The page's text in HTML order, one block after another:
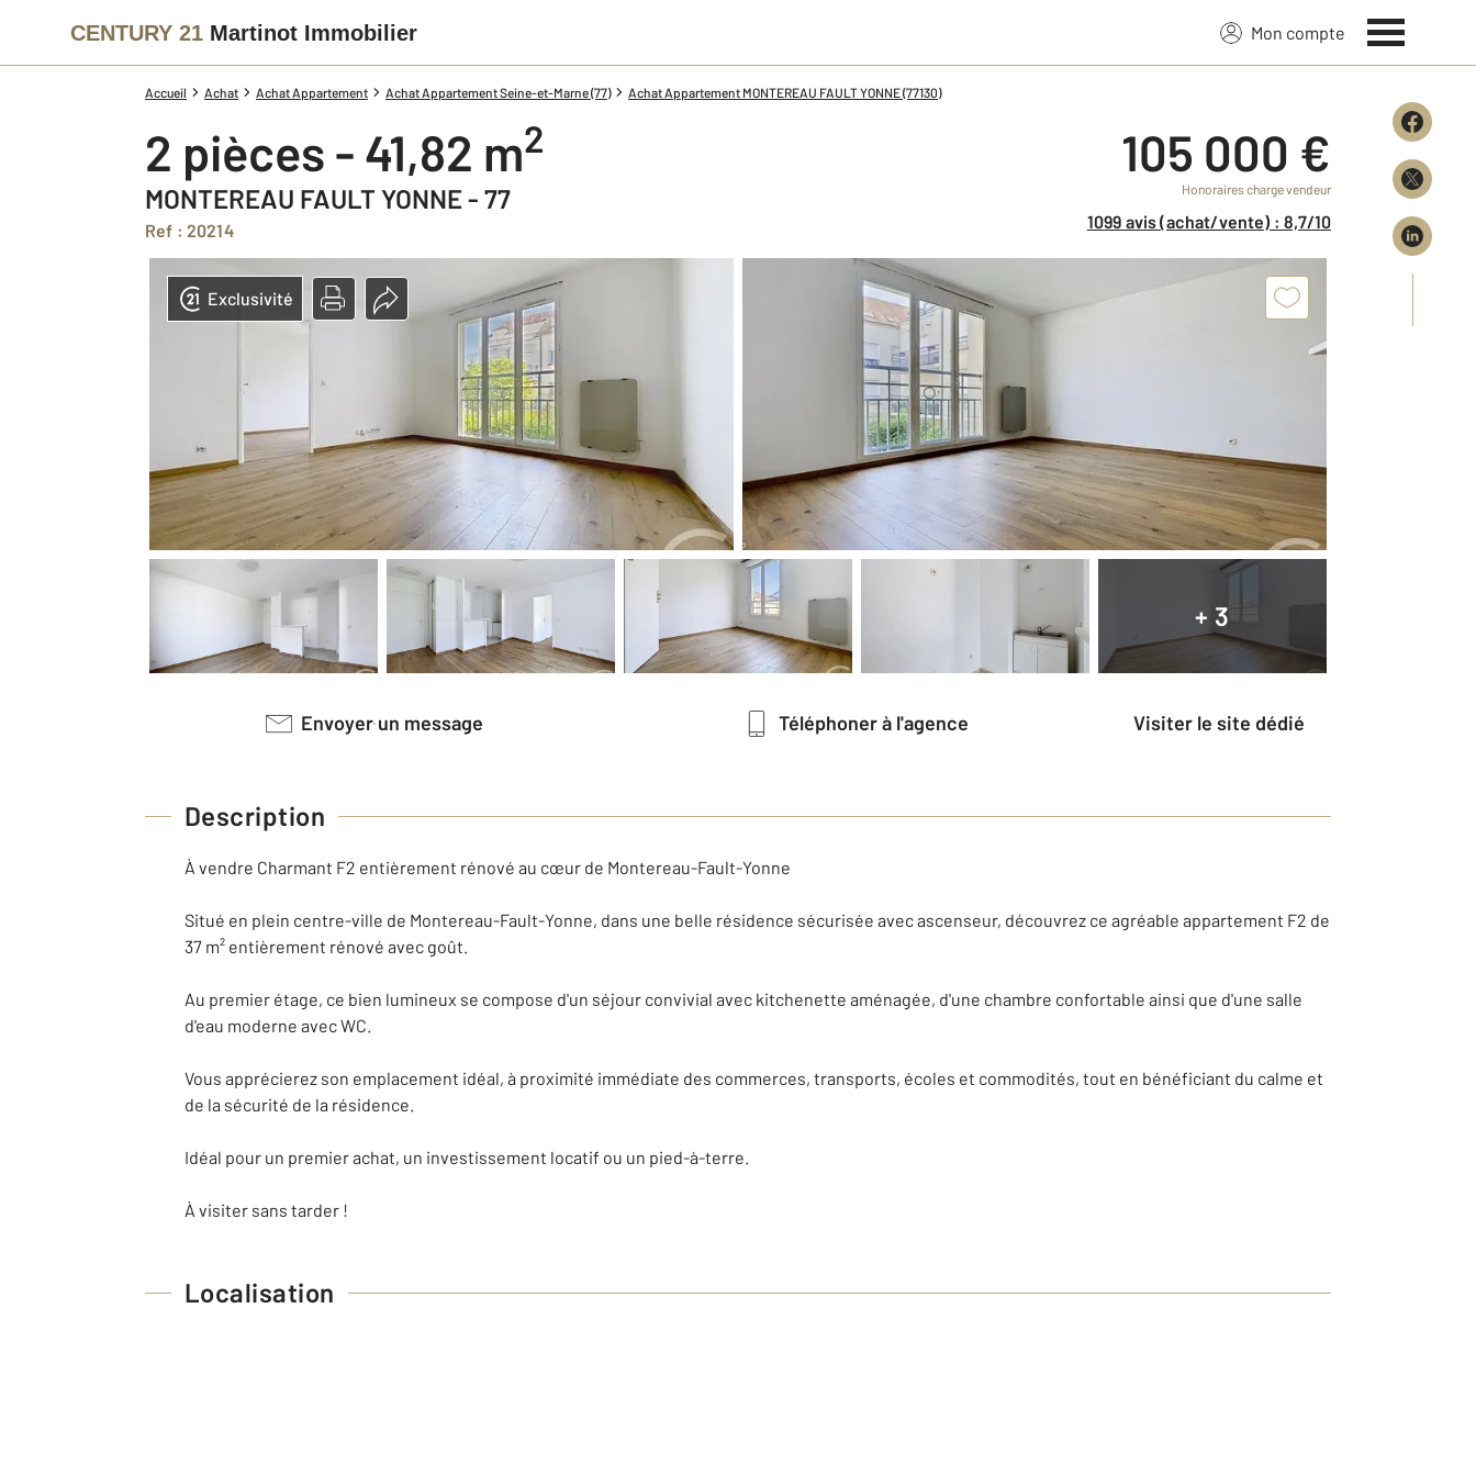
CENTURY 21 Martinot Immobilier Mon compte
Accueil Achat Achat Appartement Achat Appartement Seine-et-Marne (77) Achat Appartement MONTEREAU FAULT YONNE (77130)
2 pièces - 41,82 m2
MONTEREAU FAULT YONNE - 77
Ref : 20214
105 000 €
Honoraires charge vendeur
1099 avis (achat/vente) : 8,7/10
+ 3
Exclusivité
Envoyer un message Téléphoner à l'agence Visiter le site dédié
Description
À vendre Charmant F2 entièrement rénové au cœur de Montereau-Fault-Yonne
Situé en plein centre-ville de Montereau-Fault-Yonne, dans une belle résidence sécurisée avec ascenseur, découvrez ce agréable appartement F2 de
37 m² entièrement rénové avec goût.
Au premier étage, ce bien lumineux se compose d'un séjour convivial avec kitchenette aménagée, d'une chambre confortable ainsi que d'une salle
d'eau moderne avec WC.
Vous apprécierez son emplacement idéal, à proximité immédiate des commerces, transports, écoles et commodités, tout en bénéficiant du calme et
de la sécurité de la résidence.
Idéal pour un premier achat, un investissement locatif ou un pied-à-terre.
À visiter sans tarder !
Localisation